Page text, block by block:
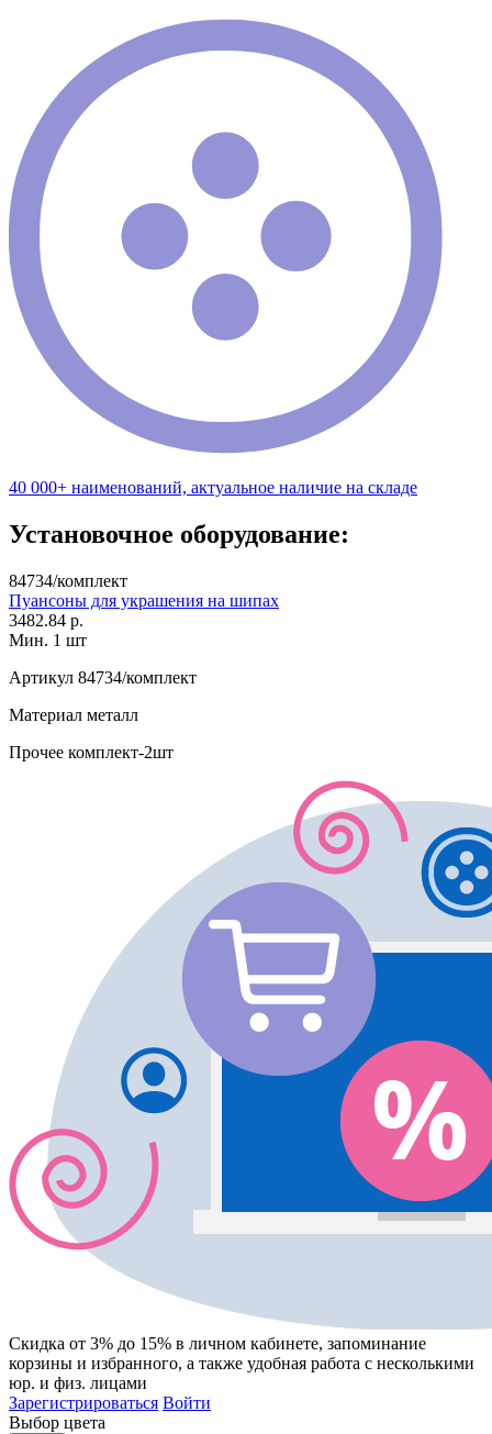
40 000+ наименований, актуальное наличие на складе
Установочное оборудование:
84734/комплект
Пуансоны для украшения на шипах
3482.84 р.
Мин. 1 шт
Артикул 84734/комплект
Материал металл
Прочее комплект-2шт
Скидка от 3% до 15% в личном кабинете, запоминание
корзины и избранного, а также удобная работа с несколькими
юр. и физ. лицами
Зарегистрироваться Войти
Выбор цвета